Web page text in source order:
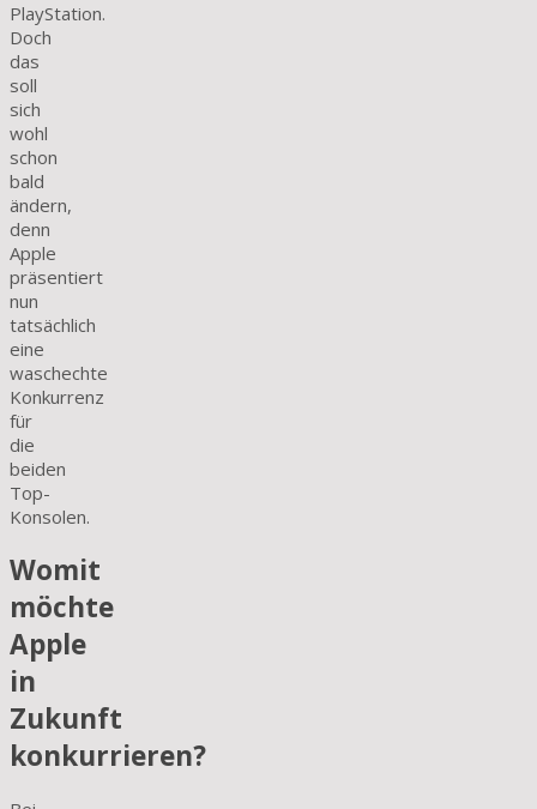
PlayStation.
Doch
das
soll
sich
wohl
schon
bald
ändern,
denn
Apple
präsentiert
nun
tatsächlich
eine
waschechte
Konkurrenz
für
die
beiden
Top-
Konsolen.
Womit
möchte
Apple
in
Zukunft
konkurrieren?